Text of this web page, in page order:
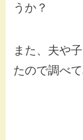
うか？
また、夫や
たので調べて